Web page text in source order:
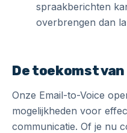
spraakberichten
overbrengen dan
De toekomst
Onze Email-to-Voice
mogelijkheden voor
communicatie. Of je nu